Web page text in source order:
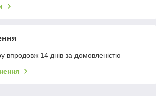
впродовж 14 днів за домовленістю